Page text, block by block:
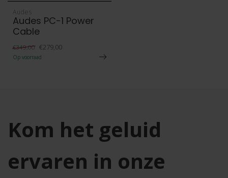
Audes
Audes PC-1 Power
Cable
€349,00 €279,00
Op voorraad
Kom het geluid
ervaren in onze